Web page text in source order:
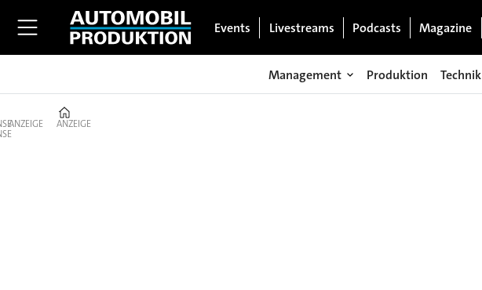
Events Livestreams Podcasts Magazine
Management Produktion Technik
ANZEIGE ANZEIGE